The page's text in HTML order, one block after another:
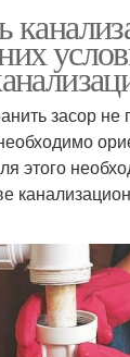
засор не
этого